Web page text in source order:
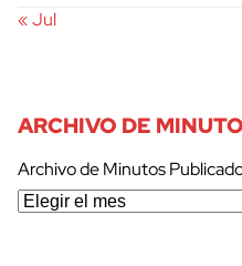
« Jul
ARCHIVO DE
Archivo de Minutos